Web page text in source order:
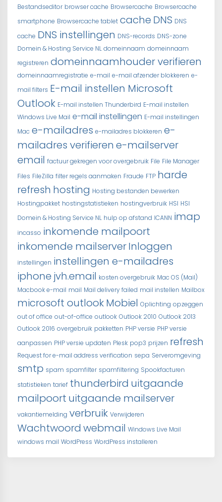
Bestandseditor browser cache Browsercache Browsercache
smartphone Browsercache tablet cache DNS DNS
cache DNS instellingen DNS-records DNS-zone
Domein & Hosting Service NL domeinnaam domeinnaam
registreren domeinnaamhouder verifieren
domeinnaamregistratie e-mail e-mail afzender blokkeren e-
mail filters E-mail instellen Microsoft
Outlook E-mail instellen Thunderbird E-mail instellen
Windows Live Mail e-mail instellingen E-mail instellingen
Mac e-mailadres e-mailadres blokkeren e-
mailadres verifieren e-mailserver
email factuur gekregen voor overgebruik File File Manager
Files FileZilla filter regels aanmaken Fraude FTP harde
refresh hosting Hosting bestanden bewerken
Hostingpakket hostingstatistieken hostingverbruik HSI HSI
Domein & Hosting Service NL hulp op afstand ICANN imap
incasso inkomende mailpoort
inkomende mailserverInloggen
instellingen instellingen e-mailadres
iphone jvh.email kosten overgebruik Mac OS (Mail)
Macbook e-mail mail Mail delivery failed mail instellen Mailbox
microsoft outlookMobiel Oplichting opzeggen
out of office out-of-office outlook Outlook 2010 Outlook 2013
Outlook 2016 overgebruik pakketten PHP versie PHP versie
aanpassen PHP versie updaten Plesk pop3 prijzen refresh
Request for e-mail address verification sepa Serveromgeving
smtp spam spamfilter spamfiltering Spookfacturen
statistieken tarief thunderbird uitgaande
mailpoort uitgaande mailserver
vakantiemelding verbruik Verwijderen
Wachtwoord webmail Windows Live Mail
windows mail WordPress WordPress installeren